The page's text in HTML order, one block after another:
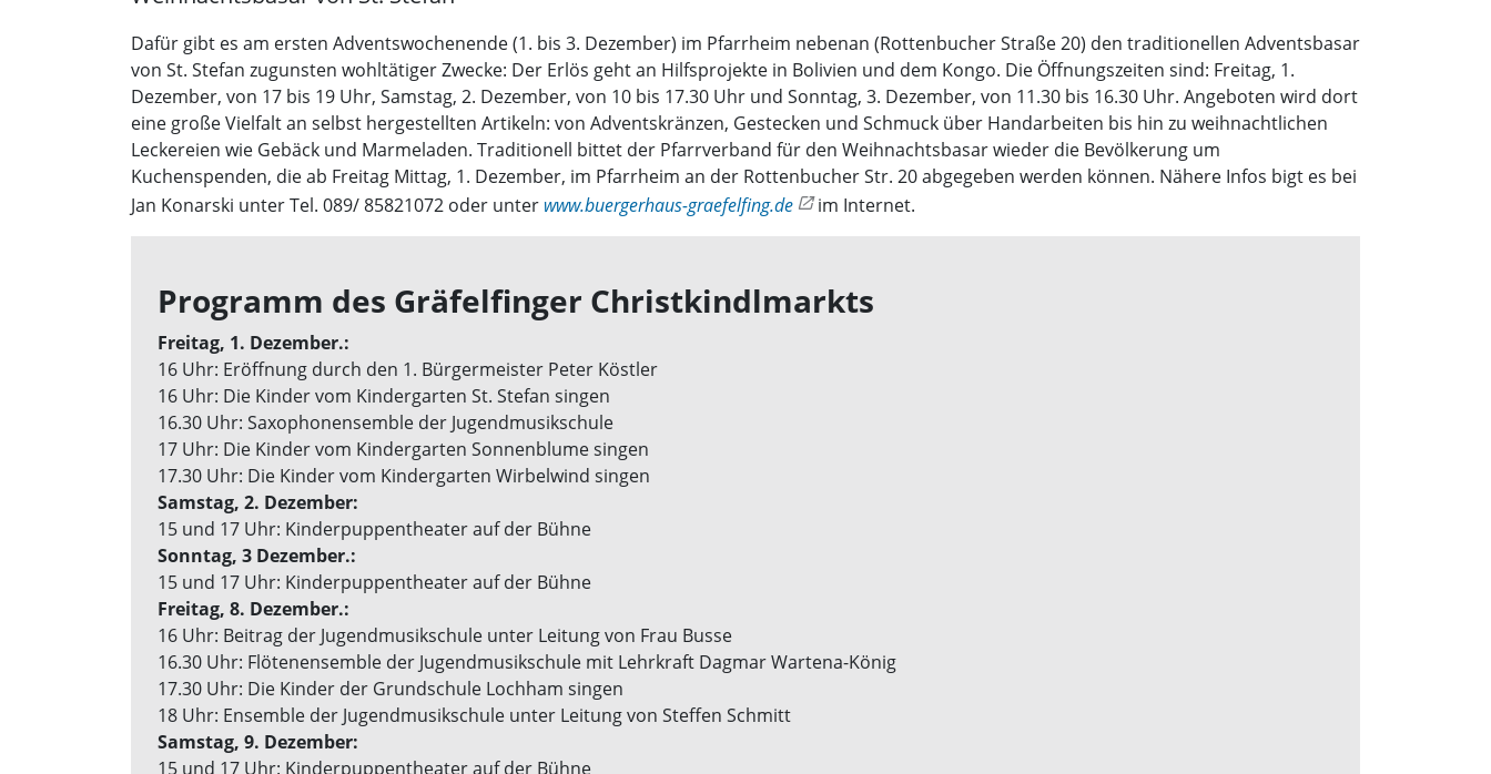
Dafür gibt es am ersten Adventswochenende (1. bis 3. Dezember) im Pfarrheim nebenan (Rottenbucher Straße 20) den traditionellen Adventsbasar
von St. Stefan zugunsten wohltätiger Zwecke: Der Erlös geht an Hilfsprojekte in Bolivien und dem Kongo. Die Öffnungszeiten sind: Freitag, 1.
Dezember, von 17 bis 19 Uhr, Samstag, 2. Dezember, von 10 bis 17.30 Uhr und Sonntag, 3. Dezember, von 11.30 bis 16.30 Uhr. Angeboten wird dort
eine große Vielfalt an selbst hergestellten Artikeln: von Adventskränzen, Gestecken und Schmuck über Handarbeiten bis hin zu weihnachtlichen
Leckereien wie Gebäck und Marmeladen. Traditionell bittet der Pfarrverband für den Weihnachtsbasar wieder die Bevölkerung um
Kuchenspenden, die ab Freitag Mittag, 1. Dezember, im Pfarrheim an der Rottenbucher Str. 20 abgegeben werden können. Nähere Infos bigt es bei
Jan Konarski unter Tel. 089/ 85821072 oder unter www.buergerhaus-graefelfing.de im Internet.
Programm des Gräfelfinger Christkindlmarkts
Freitag, 1. Dezember.:
16 Uhr: Eröffnung durch den 1. Bürgermeister Peter Köstler
16 Uhr: Die Kinder vom Kindergarten St. Stefan singen
16.30 Uhr: Saxophonensemble der Jugendmusikschule
17 Uhr: Die Kinder vom Kindergarten Sonnenblume singen
17.30 Uhr: Die Kinder vom Kindergarten Wirbelwind singen
Samstag, 2. Dezember:
15 und 17 Uhr: Kinderpuppentheater auf der Bühne
Sonntag, 3 Dezember.:
15 und 17 Uhr: Kinderpuppentheater auf der Bühne
Freitag, 8. Dezember.:
16 Uhr: Beitrag der Jugendmusikschule unter Leitung von Frau Busse
16.30 Uhr: Flötenensemble der Jugendmusikschule mit Lehrkraft Dagmar Wartena-König
17.30 Uhr: Die Kinder der Grundschule Lochham singen
18 Uhr: Ensemble der Jugendmusikschule unter Leitung von Steffen Schmitt
Samstag, 9. Dezember:
15 und 17 Uhr: Kinderpuppentheater auf der Bühne